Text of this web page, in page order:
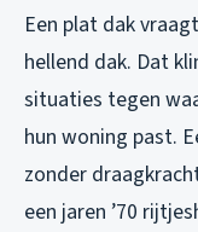
Een plat dak
hellend dak. Dat
situaties tegen
hun woning past.
zonder
een jaren ’70